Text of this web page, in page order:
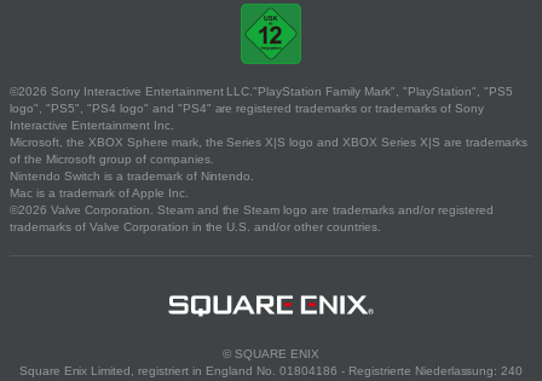
©2026 Sony Interactive Entertainment LLC."PlayStation Family Mark", "PlayStation", "PS5
logo", "PS5", "PS4 logo" and "PS4" are registered trademarks or trademarks of Sony
Interactive Entertainment Inc.
Microsoft, the XBOX Sphere mark, the Series X|S logo and XBOX Series X|S are trademarks
of the Microsoft group of companies.
Nintendo Switch is a trademark of Nintendo.
Mac is a trademark of Apple Inc.
©2026 Valve Corporation. Steam and the Steam logo are trademarks and/or registered
trademarks of Valve Corporation in the U.S. and/or other countries.
© SQUARE ENIX
Square Enix Limited, registriert in England No. 01804186 - Registrierte Niederlassung: 240